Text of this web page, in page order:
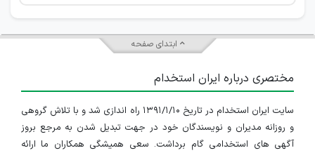
ابتدای صفحه
مختصری درباره ایران استخدام
سایت ایران استخدام در تاریخ ۱۳۹۱/۱/۱۰ راه اندازی شد و با تلاش گروهی
و روزانه مدیران و نویسندگان خود در جهت تبدیل شدن به مرجع بروز
آگهی های استخدامی گام برداشت. سعی همیشگی همکاران ما ارائه